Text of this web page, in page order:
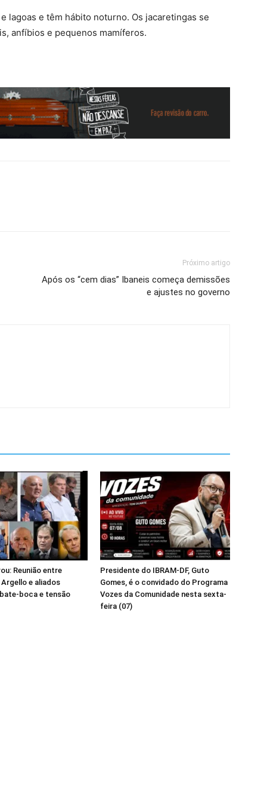
lagoas e têm hábito noturno. Os jacaretingas se
anfíbios e pequenos mamíferos.
Próximo artigo
Após os “cem dias” Ibaneis começa demissões
e ajustes no governo
Reunião entre
e aliados
boca e tensão
Presidente do IBRAM-DF, Guto
Gomes, é o convidado do Programa
Vozes da Comunidade nesta sexta-
feira (07)